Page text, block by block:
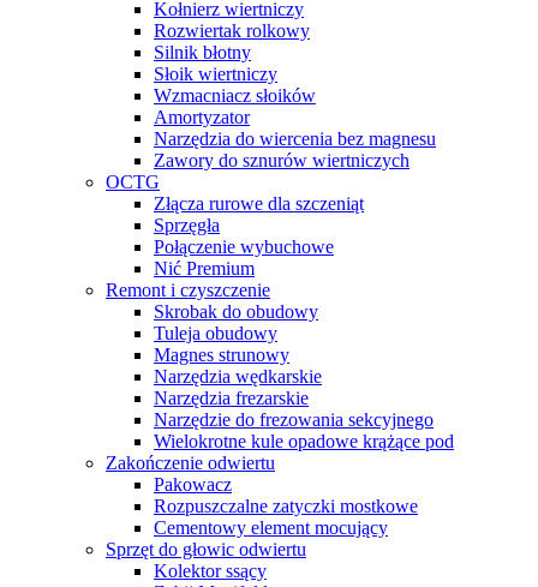
Kołnierz wiertniczy
Rozwiertak rolkowy
Silnik błotny
Słoik wiertniczy
Wzmacniacz słoików
Amortyzator
Narzędzia do wiercenia bez magnesu
Zawory do sznurów wiertniczych
OCTG
Złącza rurowe dla szczeniąt
Sprzęgła
Połączenie wybuchowe
Nić Premium
Remont i czyszczenie
Skrobak do obudowy
Tuleja obudowy
Magnes strunowy
Narzędzia wędkarskie
Narzędzia frezarskie
Narzędzie do frezowania sekcyjnego
Wielokrotne kule opadowe krążące pod
Zakończenie odwiertu
Pakowacz
Rozpuszczalne zatyczki mostkowe
Cementowy element mocujący
Sprzęt do głowic odwiertu
Kolektor ssący